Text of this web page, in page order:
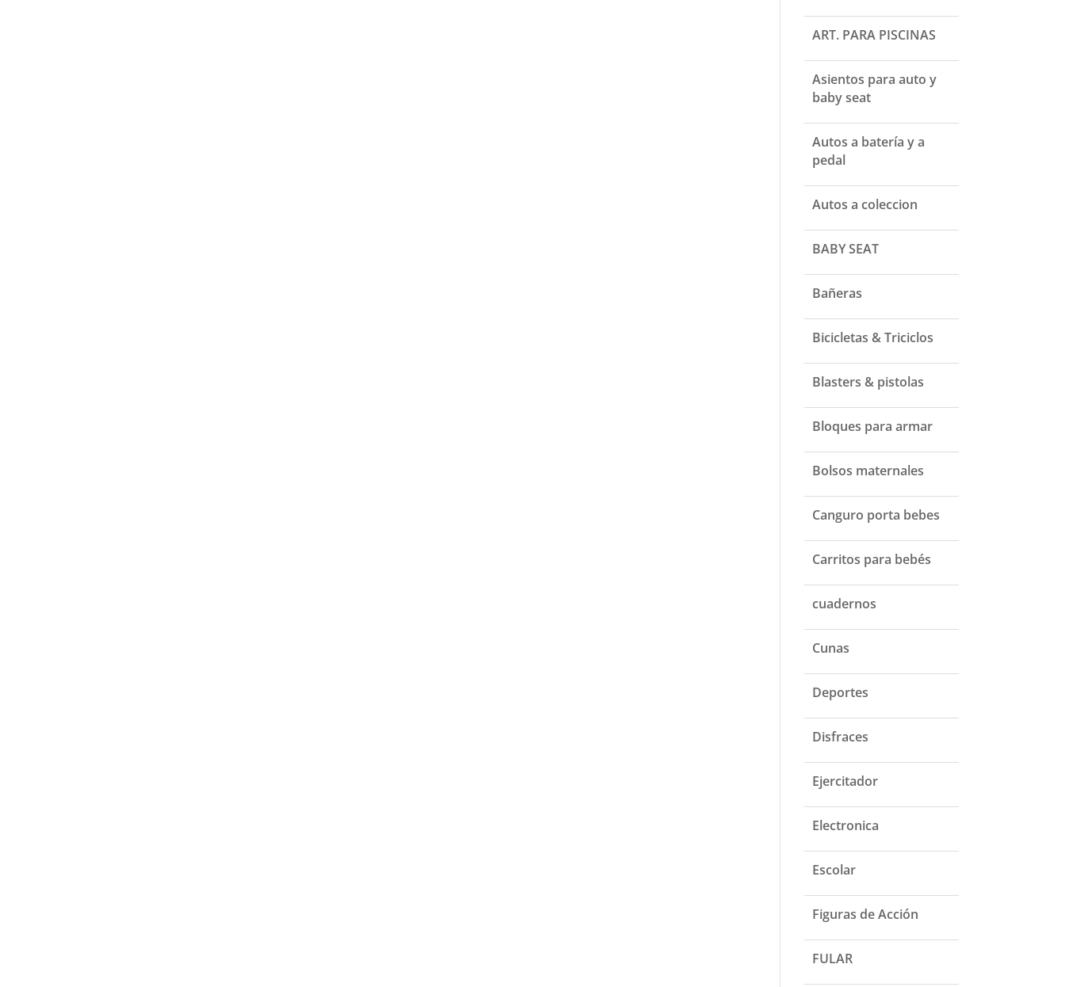
ART. PARA PISCINAS
Asientos para auto y
baby seat
Autos a batería y a
pedal
Autos a coleccion
BABY SEAT
Bañeras
Bicicletas & Triciclos
Blasters & pistolas
Bloques para armar
Bolsos maternales
Canguro porta bebes
Carritos para bebés
cuadernos
Cunas
Deportes
Disfraces
Ejercitador
Electronica
Escolar
Figuras de Acción
FULAR